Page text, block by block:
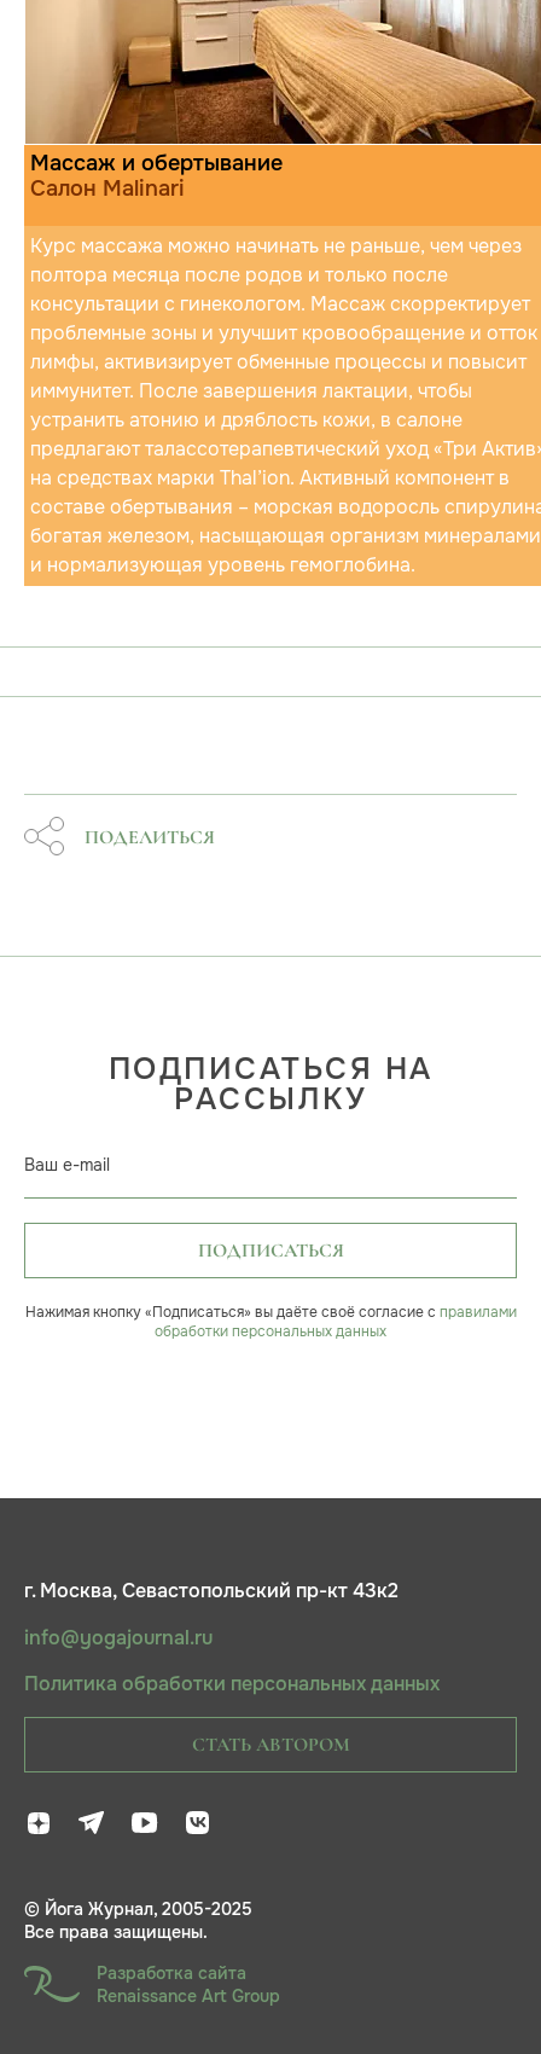
Массаж и обертывание
Салон Malinari
Курс массажа можно начинать не раньше, чем через
полтора месяца после родов и только после
консультации с гинекологом. Массаж скорректирует
проблемные зоны и улучшит кровообращение и отток
лимфы, активизирует обменные процессы и повысит
иммунитет. После завершения лактации, чтобы
устранить атонию и дряблость кожи, в салоне
предлагают талассотерапевтический уход «Три
на средствах марки Thal’ion. Активный компонент в
составе обертывания – морская водоросль
богатая железом, насыщающая организм минералами
и нормализующая уровень гемоглобина.
ПОДЕЛИТЬСЯ
ПОДПИСАТЬСЯ НА
РАССЫЛКУ
Ваш e-mail
ПОДПИСАТЬСЯ
Нажимая кнопку «Подписаться» вы даёте своё согласие с правилами
обработки персональных данных
г. Москва, Севастопольский пр-кт 43к2
info@yogajournal.ru
Политика обработки персональных данных
СТАТЬ АВТОРОМ
© Йога Журнал, 2005-2025
Все права защищены.
Разработка сайта
Renaissance Art Group